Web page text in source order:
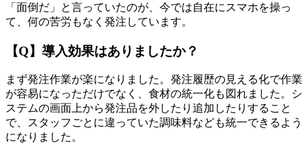
「面倒だ」と言っていたのが、今では自在にスマホを操っ
て、何の苦労もなく発注しています。
【Q】導入効果はありましたか？
まず発注作業が楽になりました。発注履歴の見える化で作業
が容易になっただけでなく、食材の統一化も図れました。シ
ステムの画面上から発注品を外したり追加したりすること
で、スタッフごとに違っていた調味料なども統一できるよう
になりました。